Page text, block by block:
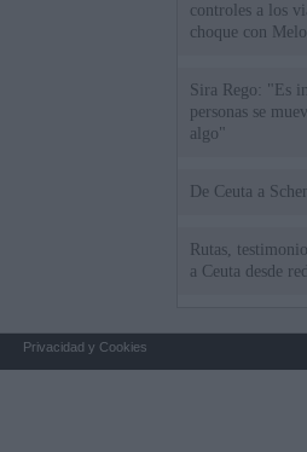
controles a los
choque con
Sira Rego: "Es
personas se
algo"
De
Rutas,
a Ceuta desde
Privacidad y Cookies